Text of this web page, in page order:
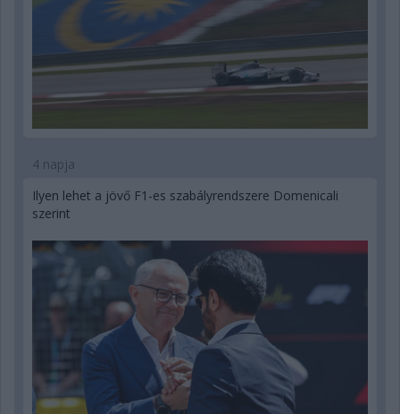
4 napja
Ilyen lehet a jövő F1-es szabályrendszere Domenicali
szerint